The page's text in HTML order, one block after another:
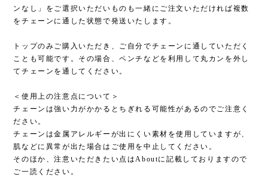
ンなし」をご選択いただいものも一緒にご注文いただければ複数
をチェーンに通した状態で発送いたします。
トップのみご購入いただき、ご自分でチェーンに通していただく
ことも可能です。その場合、ペンチなどを利用して丸カンを外し
てチェーンを通してください。
＜使用上の注意点について＞
チェーンは強い力がかかるとちぎれる可能性があるのでご注意く
ださい。
チェーンは金属アレルギーが出にくい素材を使用していますが、
肌などに異常が出た場合はご使用を中止してください。
そのほか、注意いただきたい点はAboutに記載しておりますので
ご一読ください。